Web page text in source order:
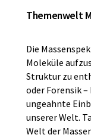
Themenwelt
Die
Moleküle
Struktur zu
oder Forensik
ungeahnte
unserer Welt.
Welt der